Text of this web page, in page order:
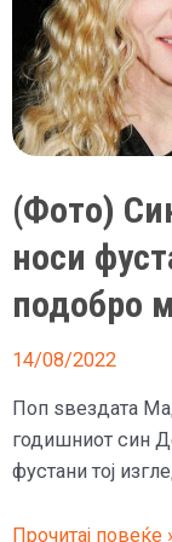
(Фото)
носи
подобро
14/08/2022
Поп ѕвездата
годишниот син
фустани тој
(Фото)
Прочитај повеќе